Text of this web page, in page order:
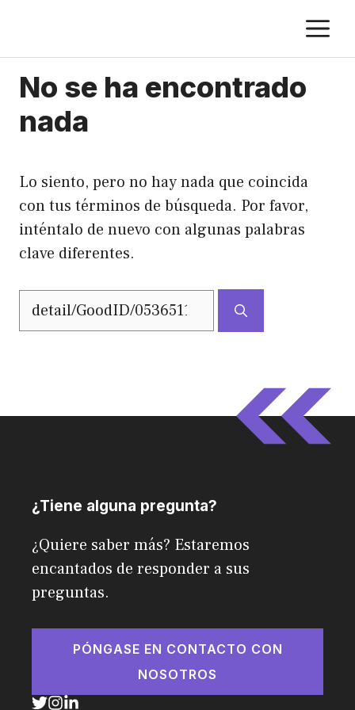
contenido
No se ha encontrado
nada
Lo siento, pero no hay nada que coincida
con tus términos de búsqueda. Por favor,
inténtalo de nuevo con algunas palabras
clave diferentes.
Buscar:
¿Tiene alguna pregunta?
¿Quiere saber más? Estaremos
encantados de responder a sus
preguntas.
PÓNGASE EN CONTACTO CON
NOSOTROS